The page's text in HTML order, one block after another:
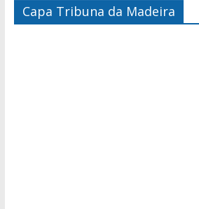
Capa Tribuna da Madeira